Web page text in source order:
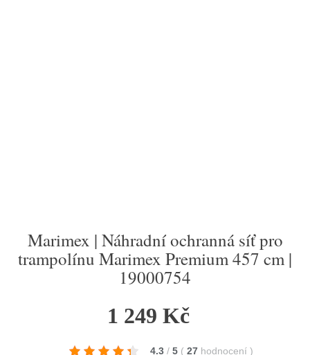
Marimex | Náhradní ochranná síť pro
trampolínu Marimex Premium 457 cm |
19000754
1 249 Kč
4.3 / 5 ( 27 hodnocení )